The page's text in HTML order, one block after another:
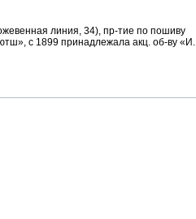
линия, 34), пр-тие по пошиву
с 1899 принадлежала акц. об-ву «И.